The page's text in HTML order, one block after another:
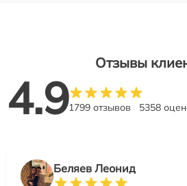
Отзывы
4.91799 отзывов 5358
Беляев Леонид